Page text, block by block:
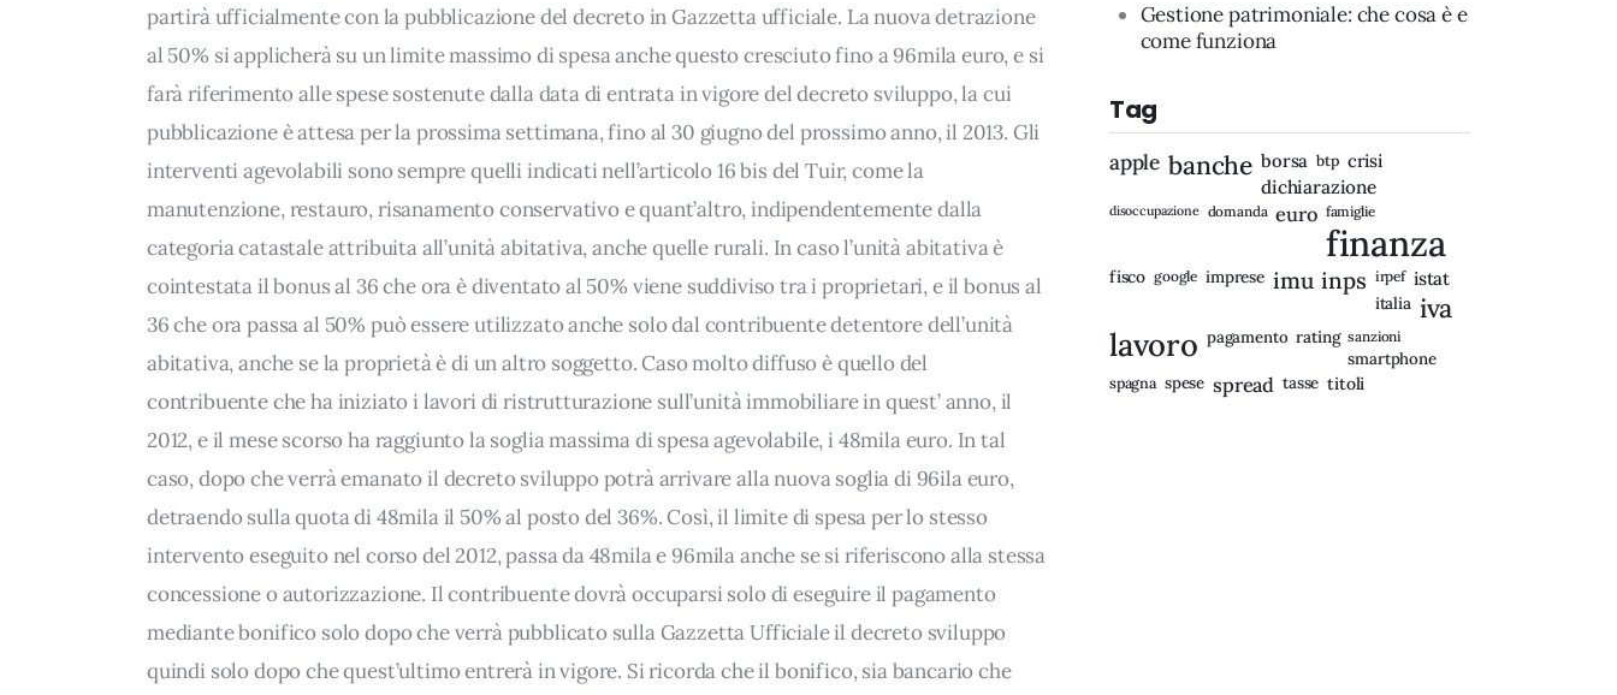
partirà ufficialmente con la pubblicazione del decreto in Gazzetta ufficiale. La nuova detrazione
al 50% si applicherà su un limite massimo di spesa anche questo cresciuto fino a 96mila euro, e si
farà riferimento alle spese sostenute dalla data di entrata in vigore del decreto sviluppo, la cui
pubblicazione è attesa per la prossima settimana, fino al 30 giugno del prossimo anno, il 2013. Gli
interventi agevolabili sono sempre quelli indicati nell’articolo 16 bis del Tuir, come la
manutenzione, restauro, risanamento conservativo e quant’altro, indipendentemente dalla
categoria catastale attribuita all’unità abitativa, anche quelle rurali. In caso l’unità abitativa è
cointestata il bonus al 36 che ora è diventato al 50% viene suddiviso tra i proprietari, e il bonus al
36 che ora passa al 50% può essere utilizzato anche solo dal contribuente detentore dell’unità
abitativa, anche se la proprietà è di un altro soggetto. Caso molto diffuso è quello del
contribuente che ha iniziato i lavori di ristrutturazione sull’unità immobiliare in quest’ anno, il
2012, e il mese scorso ha raggiunto la soglia massima di spesa agevolabile, i 48mila euro. In tal
caso, dopo che verrà emanato il decreto sviluppo potrà arrivare alla nuova soglia di 96ila euro,
detraendo sulla quota di 48mila il 50% al posto del 36%. Così, il limite di spesa per lo stesso
intervento eseguito nel corso del 2012, passa da 48mila e 96mila anche se si riferiscono alla stessa
concessione o autorizzazione. Il contribuente dovrà occuparsi solo di eseguire il pagamento
mediante bonifico solo dopo che verrà pubblicato sulla Gazzetta Ufficiale il decreto sviluppo
quindi solo dopo che quest’ultimo entrerà in vigore. Si ricorda che il bonifico, sia bancario che
Gestione patrimoniale: che cosa è e
come funziona
Tag
apple banche borsa btp crisi
dichiarazione
disoccupazione domanda euro famiglie
finanza
fisco google imprese imu inps irpef istat
italia iva
lavoro pagamento rating sanzioni
smartphone
spagna spese spread tasse titoli